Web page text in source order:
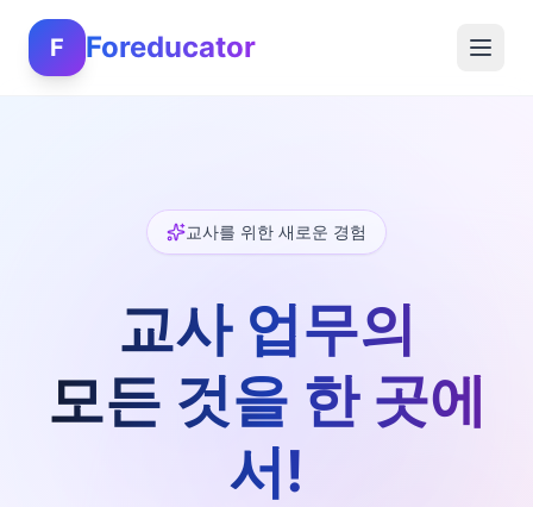
F Foreducator
교사를 위한 새로운 경험
교사 업무의
모든 것을 한 곳에
서!